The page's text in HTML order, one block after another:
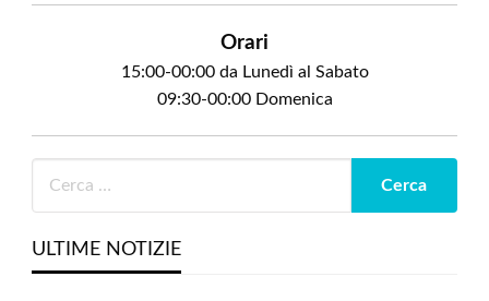
Orari
15:00-00:00 da Lunedì al Sabato
09:30-00:00 Domenica
ULTIME NOTIZIE